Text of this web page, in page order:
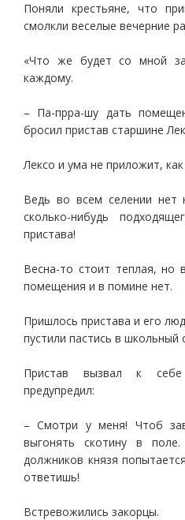
Поняли крестьяне, что
смолкли веселые вечерние
«Что же будет со мной
каждому.
– Па-прра-шу дать
бросил пристав старшине
Лексо и ума не приложит,
Ведь во всем селении нет
сколько-нибудь
пристава!
Весна-то стоит теплая, но
помещения и в помине нет.
Пришлось пристава и его
пустили пастись в школьный
Пристав вызвал к
предупредил:
– Смотри у меня! Чтоб
выгонять скотину в
должников князя
ответишь!
Встревожились закорцы.